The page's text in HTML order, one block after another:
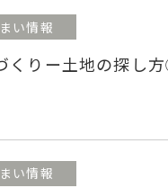
い情報
くりー土地の探し
い情報